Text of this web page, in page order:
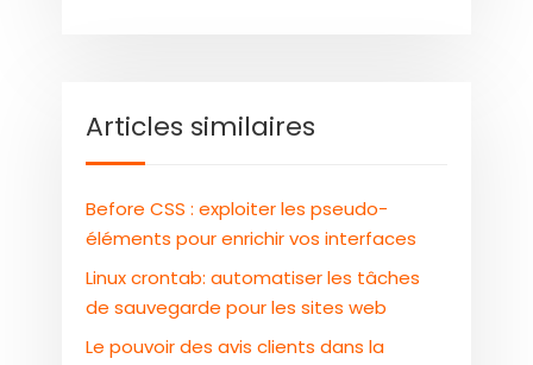
Articles similaires
Before CSS : exploiter les pseudo-
éléments pour enrichir vos interfaces
Linux crontab: automatiser les tâches
de sauvegarde pour les sites web
Le pouvoir des avis clients dans la